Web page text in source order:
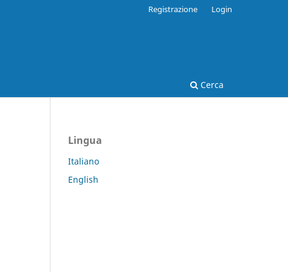
Cerca
Registrazione Login
Lingua
Italiano
English